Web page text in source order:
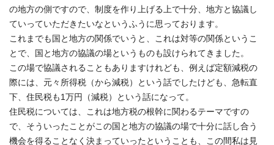
の地方の側ですので、制度を作り上げる上で十分、地方と協議し
ていっていただきたいなというふうに思っております。
これまでも国と地方の関係でいうと、これは対等の関係というこ
とで、国と地方の協議の場というものも設けられてきました。
この場で協議されることもありますけれども、例えば定額減税の
際には、元々所得税（から減税）という話でしたけども、急転直
下、住民税も1万円（減税）という話になって。
住民税については、これは地方税の根幹に関わるテーマですの
で、そういったことがこの国と地方の協議の場で十分に話し合う
機会を得ることなく決まっていったということも、この間私は見